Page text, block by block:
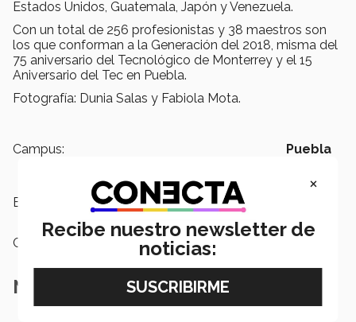
Estados Unidos, Guatemala, Japón y Venezuela.
Con un total de 256 profesionistas y 38 maestros son
los que conforman a la Generación del 2018, misma del
75 aniversario del Tecnológico de Monterrey y el 15
Aniversario del Tec en Puebla.
Fotografía: Dunia Salas y Fabiola Mota.
Campus: Puebla
Etiquetas:
Categoría:
Notas Relacionadas
×
Recibe nuestro newsletter de
noticias: